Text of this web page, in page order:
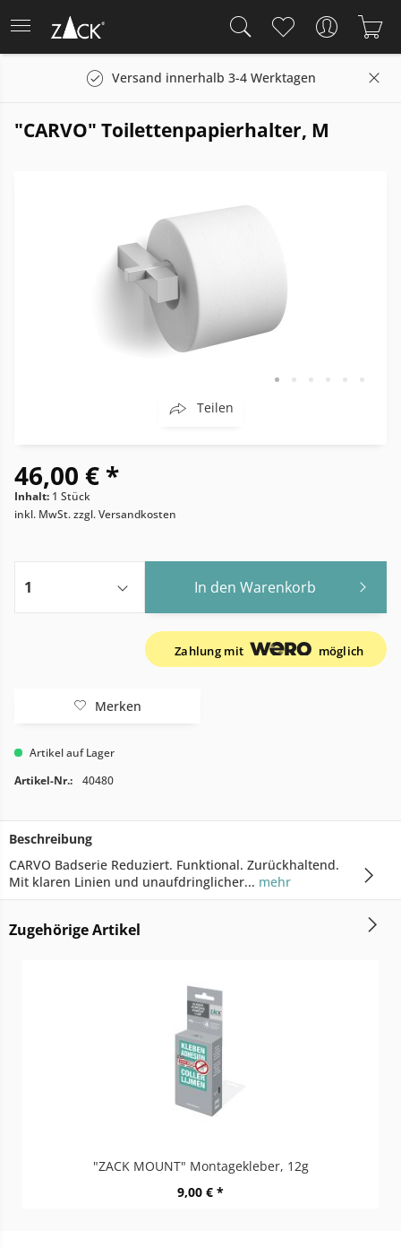
Versand innerhalb 3-4 Werktagen
"CARVO" Toilettenpapierhalter, M
Teilen
46,00 € *
Inhalt: 1 Stück
inkl. MwSt.zzgl. Versandkosten
In den Warenkorb
Zahlung mit möglich
Merken
Artikel auf Lager
Artikel-Nr.:
40480
Beschreibung
CARVO Badserie Reduziert. Funktional. Zurückhaltend.
Mit klaren Linien und unaufdringlicher... mehr
Zugehörige Artikel
"ZACK MOUNT" Montagekleber, 12g
9,00 € *